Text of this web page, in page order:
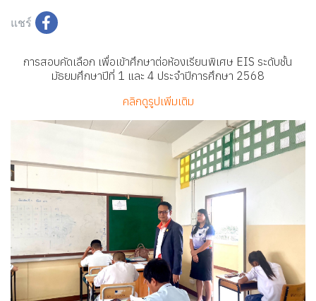
แชร์
การสอบคัดเลือก เพื่อเข้าศึกษาต่อห้องเรียนพิเศษ EIS ระดับชั้น
มัธยมศึกษาปีที่ 1 และ 4 ประจำปีการศึกษา 2568
คลิกดูรูปเพิ่มเติม